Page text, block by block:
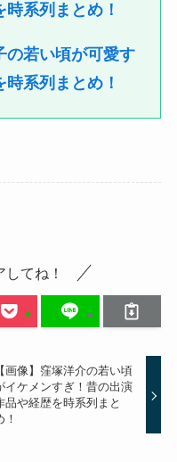
系列まとめ！
の若い頃が可愛す
系列まとめ！
てね！
【画像】窪塚洋介の若い頃
イケメンすぎ！昔の出演
品や経歴を時系列まと
！